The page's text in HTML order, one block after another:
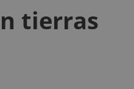
tierras